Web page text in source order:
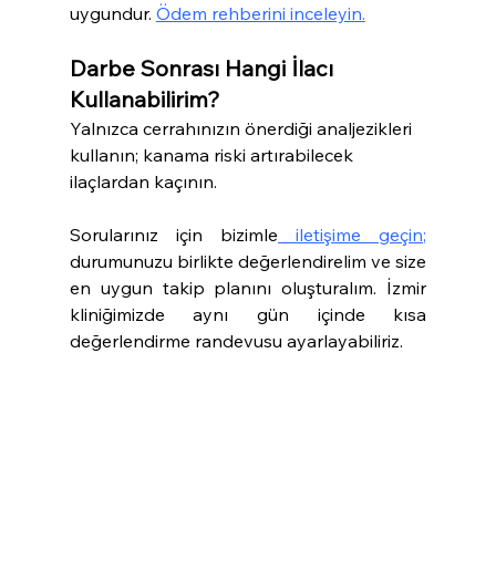
uygundur. Ödem rehberini inceleyin.
Darbe Sonrası Hangi İlacı
Kullanabilirim?
Yalnızca cerrahınızın önerdiği analjezikleri
kullanın; kanama riski artırabilecek
ilaçlardan kaçının.
Sorularınız için bizimle iletişime geçin;
durumunuzu birlikte değerlendirelim ve size
en uygun takip planını oluşturalım. İzmir
kliniğimizde aynı gün içinde kısa
değerlendirme randevusu ayarlayabiliriz.